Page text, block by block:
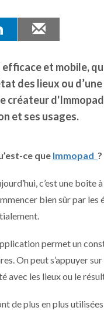
et mobile,
des lieux ou
créateur
et ses usages.
ce que Immopad ?
c’est une
bien sûr par les
permet un
On peut s’appuyer
avec les lieux ou le
de plus en plus